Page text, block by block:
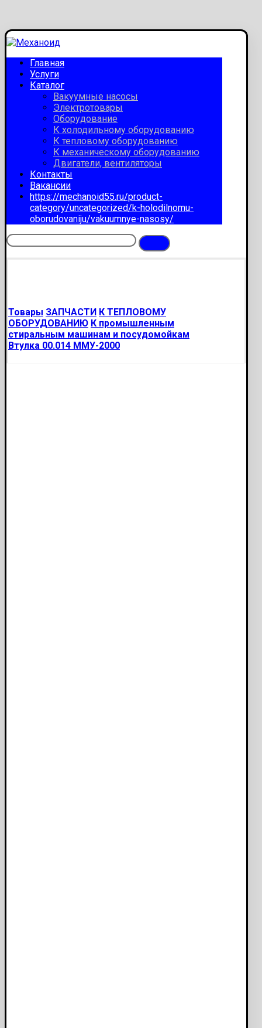
Главная
Услуги
Каталог
Вакуумные насосы
Электротовары
Оборудование
К холодильному оборудованию
К тепловому оборудованию
К механическому оборудованию
Двигатели, вентиляторы
Контакты
Вакансии
https://mechanoid55.ru/product-
category/uncategorized/k-holodilnomu-
oborudovaniju/vakuumnye-nasosy/
Товары ЗАПЧАСТИ К ТЕПЛОВОМУ
ОБОРУДОВАНИЮ К промышленным
стиральным машинам и посудомойкам
Втулка 00.014 ММУ-2000